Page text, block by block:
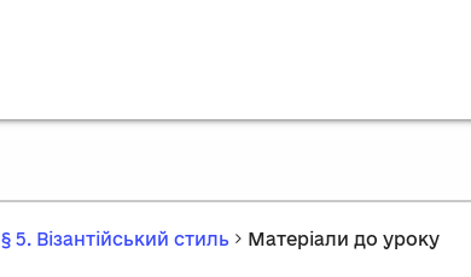
§ 5. Візантійський стиль Матеріали до уроку